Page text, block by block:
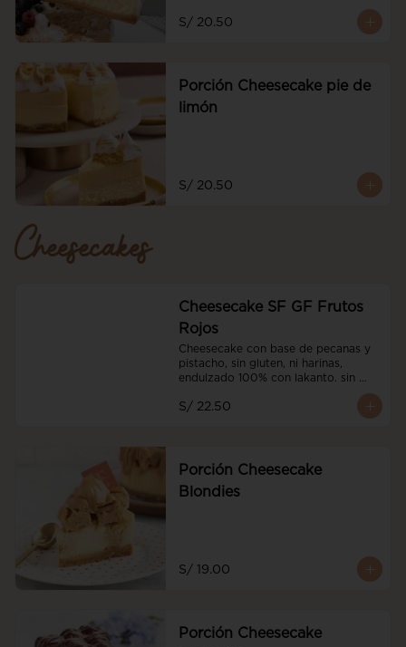
S/ 20.50
Porción Cheesecake pie de
limón
S/ 20.50
Cheesecakes
Cheesecake SF GF Frutos
Rojos
Cheesecake con base de pecanas y
pistacho, sin gluten, ni harinas,
endulzado 100% con lakanto. sin
azucar, con nuestro coulis sin azucar
de frutos rojos y frutos rojos
S/ 22.50
Porción Cheesecake
Blondies
S/ 19.00
Porción Cheesecake